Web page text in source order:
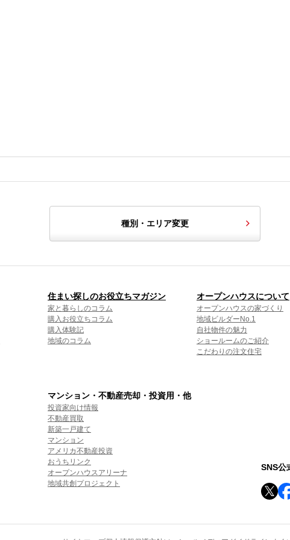
種別・エリア変更
住まい探しのお役立ちマガジン
家と暮らしのコラム
購入お役立ちコラム
購入体験記
地域のコラム
オープンハウスについて
オープンハウスの家づくり
地域ビルダーNo.1
自社物件の魅力
ショールームのご紹介
こだわりの注文住宅
マンション・不動産売却・投資用・他
投資家向け情報
不動産買取
新築一戸建て
マンション
アメリカ不動産投資
おうちリンク
オープンハウスアリーナ
地域共創プロジェクト
SNS公